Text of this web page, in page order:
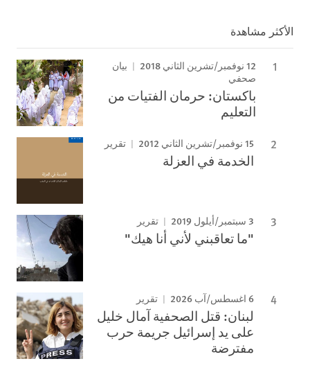
الأكثر مشاهدة
12 نوفمبر/تشرين الثاني 2018
بيان
صحفي
باكستان: حرمان الفتيات من
التعليم
15 نوفمبر/تشرين الثاني 2012 تقرير
الخدمة في العزلة
3 سبتمبر/أيلول 2019 تقرير
"ما تعاقبني لأني أنا هيك"
6 اغسطس/آب 2026 تقرير
لبنان: قتل الصحفية آمال خليل
على يد إسرائيل جريمة حرب
مفترضة